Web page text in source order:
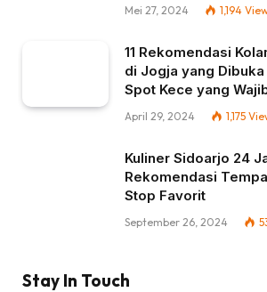
Mei 27, 2024 1,194
11 Rekomendasi
di Jogja yang
Spot Kece yang
April 29, 2024 1,175
Kuliner Sidoarjo 24
Rekomendasi
Stop Favorit
September 26, 2024
Stay In Touch